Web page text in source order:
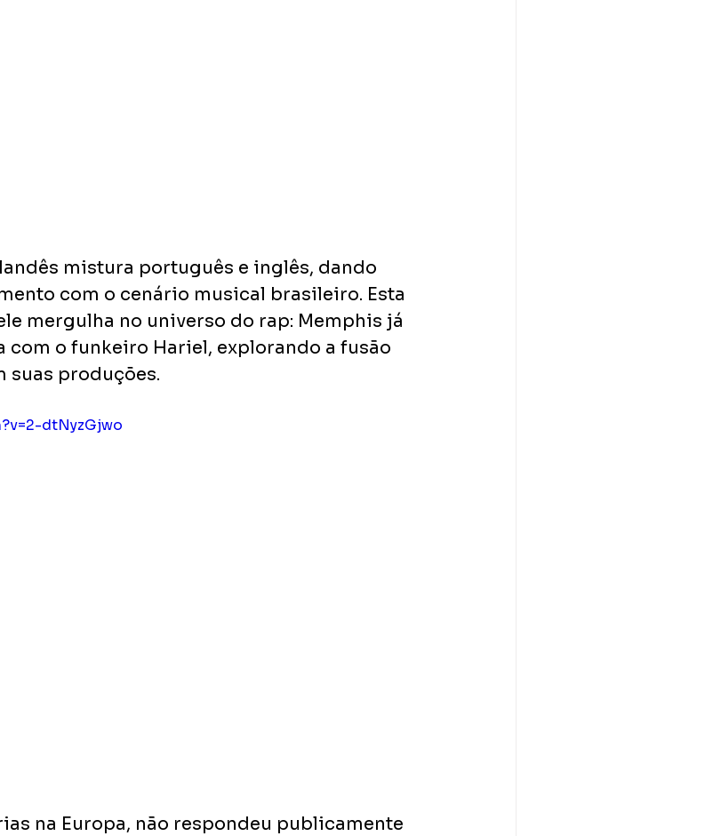
mistura português e inglês, dando
com o cenário musical brasileiro. Esta
mergulha no universo do rap: Memphis já
com o funkeiro Hariel, explorando a fusão
suas produções.
dtNyzGjwo
na Europa, não respondeu publicamente